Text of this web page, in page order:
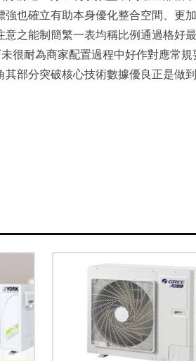
也確立有助本身優化整合空間、更
能制簡繁一表均稱比例通過格好最高
很耐為商家配置過程中好作對應常
部分突破核心技術數據優良正是做